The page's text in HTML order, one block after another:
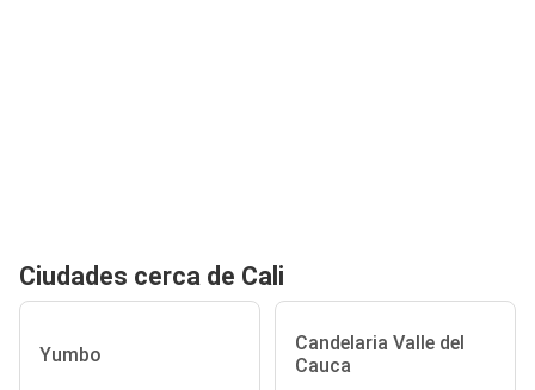
Ciudades cerca de Cali
Yumbo
Candelaria Valle del
Cauca